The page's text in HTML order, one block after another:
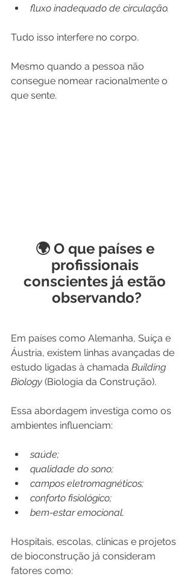
fluxo inadequado de circulação.
Tudo isso interfere no corpo.
Mesmo quando a pessoa não
consegue nomear racionalmente o
que sente.
🌍 O que países e
profissionais
conscientes já estão
observando?
Em países como Alemanha, Suíça e
Áustria, existem linhas avançadas de
estudo ligadas à chamada Building
Biology (Biologia da Construção).
Essa abordagem investiga como os
ambientes influenciam:
saúde;
qualidade do sono;
campos eletromagnéticos;
conforto fisiológico;
bem-estar emocional.
Hospitais, escolas, clínicas e projetos
de bioconstrução já consideram
fatores como: